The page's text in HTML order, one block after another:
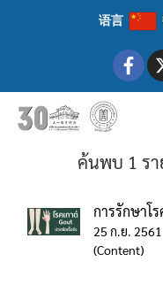
语言
ค้นพบ 1 รา
การรักษาโ
25 ก.ย. 2561
(Content)